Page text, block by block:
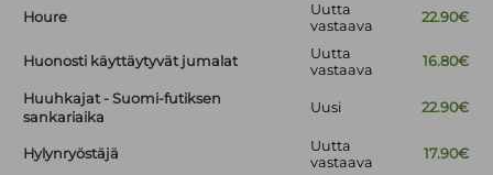
Houre
Uutta
vastaava
22.90€
Huonosti käyttäytyvät jumalat
Uutta
vastaava
16.80€
Huuhkajat - Suomi-futiksen
sankariaika
Uusi 22.90€
Hylynryöstäjä
Uutta
vastaava
17.90€